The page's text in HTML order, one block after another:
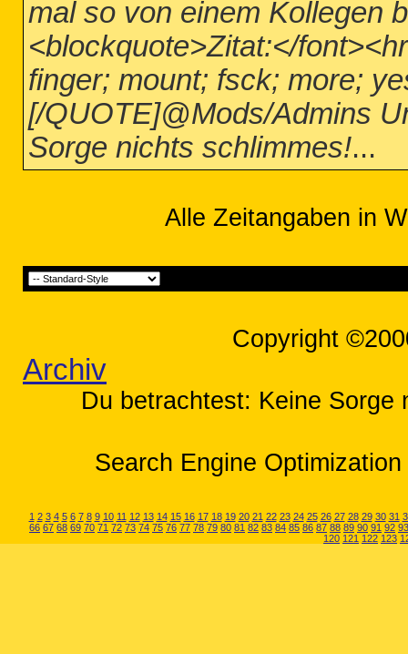
mal so von einem Kollegen
<blockquote>Zitat:</
finger; mount; fsck; more;
[/QUOTE]@Mods/Admins
Sorge nichts schlimmes!...
Alle Zeitangaben in
Copyright
Archiv
Du betrachtest: Keine Sorge
Search Engine
1 2 3 4 5 6 7 8 9 10 11 12 13 14 15 16 17 18 19 20 21 22 23 24 25 26 27 28 29 30 31
66 67 68 69 70 71 72 73 74 75 76 77 78 79 80 81 82 83 84 85 86 87 88 89 90 91 92 93
120 121 122 123